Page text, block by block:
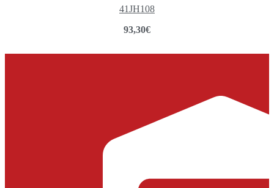
41JH108
93,30€